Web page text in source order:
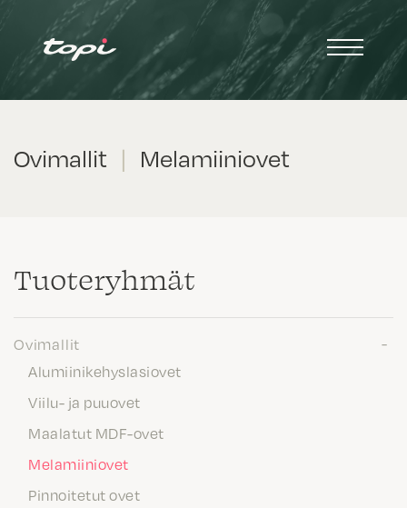
Ovimallit | Melamiiniovet
Tuote­ryhmät
Ovimallit
Alumiinikehyslasiovet
Viilu- ja puuovet
Maalatut MDF-ovet
Melamiiniovet
Pinnoitetut ovet